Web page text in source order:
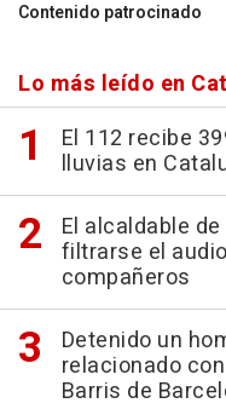
Contenido patrocinado
Lo más leído en
El 112 recibe
lluvias en
El alcaldable
filtrarse el
compañeros
Detenido un
relacionado
Barris de